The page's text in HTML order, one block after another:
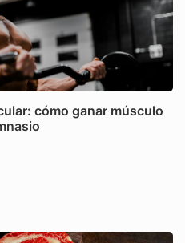
cómo ganar músculo